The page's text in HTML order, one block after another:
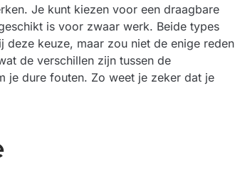
Je kunt kiezen voor een draagbare
is voor zwaar werk. Beide types
keuze, maar zou niet de enige reden
de verschillen zijn tussen de
je dure fouten. Zo weet je zeker dat je